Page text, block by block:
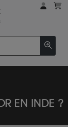
Mon
EN INDE ?